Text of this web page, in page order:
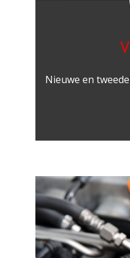
Nieuwe en